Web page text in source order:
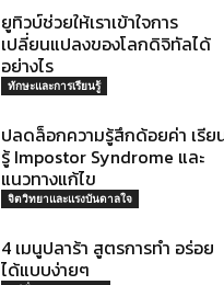
ยูทิวบ์ช่วยให้เราเข้าใจการ
เปลี่ยนแปลงของโลกดิจิทัลได้
อย่างไร
ทักษะและการเรียนรู้
ปลดล็อกความรู้สึกด้อยค่า เรีย
รู้ Impostor Syndrome และ
แนวทางแก้ไข
จิตวิทยาและแรงบันดาลใจ
4 เมนูปลาร้า สูตรการทำ อร่อย
ได้แบบง่ายๆ